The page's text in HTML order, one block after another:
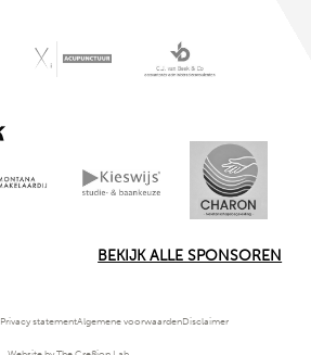
BEKIJK ALLE SPONSOREN
Privacy statementAlgemene voorwaardenDisclaimer